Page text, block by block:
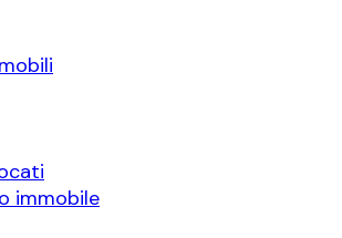
immobile